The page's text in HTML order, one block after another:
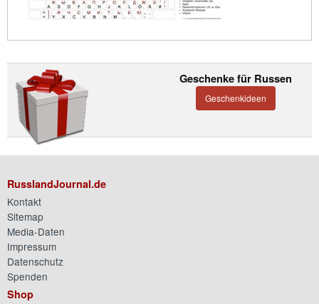
Geschenke für Russen
Geschenkideen
RusslandJournal.de
Kontakt
Sitemap
Media-Daten
Impressum
Datenschutz
Spenden
Shop